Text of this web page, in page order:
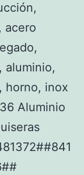
acero
aluminio,
horno, inox
Aluminio